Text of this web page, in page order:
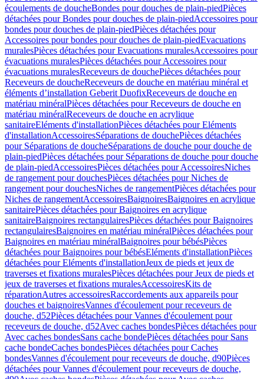
écoulements de doucheBondes pour douches de plain-piedPièces
détachées pour Bondes pour douches de plain-piedAccessoires pour
bondes pour douches de plain-piedPièces détachées pour
Accessoires pour bondes pour douches de plain-piedEvacuations
muralesPièces détachées pour Evacuations muralesAccessoires pour
évacuations muralesPièces détachées pour Accessoires pour
évacuations muralesReceveurs de douchePièces détachées pour
Receveurs de doucheReceveurs de douche en matériau minéral et
éléments d’installation Geberit DuofixReceveurs de douche en
matériau minéralPièces détachées pour Receveurs de douche en
matériau minéralReceveurs de douche en acrylique
sanitaireEléments d'installationPièces détachées pour Eléments
d'installationAccessoiresSéparations de douchePièces détachées
pour Séparations de doucheSéparations de douche pour douche de
plain-piedPièces détachées pour Séparations de douche pour douche
de plain-piedAccessoiresPièces détachées pour AccessoiresNiches
de rangement pour douchesPièces détachées pour Niches de
rangement pour douchesNiches de rangementPièces détachées pour
Niches de rangementAccessoiresBaignoiresBaignoires en acrylique
sanitairePièces détachées pour Baignoires en acrylique
sanitaireBaignoires rectangulairesPièces détachées pour Baignoires
rectangulairesBaignoires en matériau minéralPièces détachées pour
Baignoires en matériau minéralBaignoires pour bébésPièces
détachées pour Baignoires pour bébésEléments d'installationPièces
détachées pour Eléments d'installationJeux de pieds et jeux de
traverses et fixations muralesPièces détachées pour Jeux de pieds et
jeux de traverses et fixations muralesAccessoiresKits de
réparationAutres accessoiresRaccordements aux appareils pour
douches et baignoiresVannes d'écoulement pour receveurs de
douche, d52Pièces détachées pour Vannes d'écoulement pour
receveurs de douche, d52Avec caches bondesPièces détachées pour
Avec caches bondesSans cache bondePièces détachées pour Sans
cache bondeCaches bondesPièces détachées pour Caches
bondesVannes d'écoulement pour receveurs de douche, d90Pièces
détachées pour Vannes d'écoulement pour receveurs de douche,